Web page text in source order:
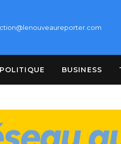
POLITIQUE BUSINESS